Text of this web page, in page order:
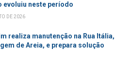
evoluiu neste período
DE 2026
realiza manutenção na Rua Itália,
de Areia, e prepara solução